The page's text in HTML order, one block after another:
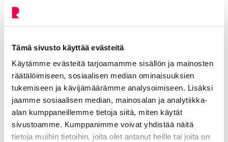
Tämä sivusto käyttää evästeitä
Käytämme evästeitä tarjoamamme sisällön ja mainosten
räätälöimiseen, sosiaalisen median ominaisuuksien
tukemiseen ja kävijämäärämme analysoimiseen. Lisäksi
jaamme sosiaalisen median, mainosalan ja analytiikka-
alan kumppaneillemme tietoja siitä, miten käytät
sivustoamme. Kumppanimme voivat yhdistää näitä
tietoja muihin tietoihin, joita olet antanut heille tai joita on
Vuokra- ja asumisoikeusasuminen